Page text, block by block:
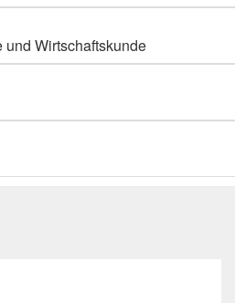
und Wirtschaftskunde